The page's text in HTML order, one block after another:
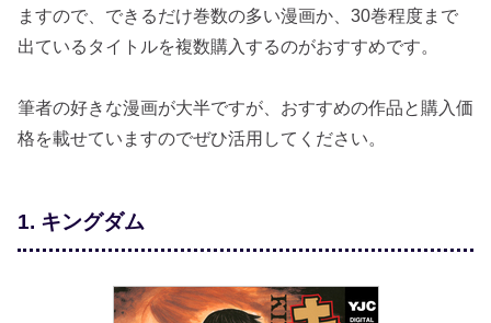
ますので、できるだけ巻数の多い漫画か、30巻程度まで
出ているタイトルを複数購入するのがおすすめです。
筆者の好きな漫画が大半ですが、おすすめの作品と購入価
格を載せていますのでぜひ活用してください。
1. キングダム